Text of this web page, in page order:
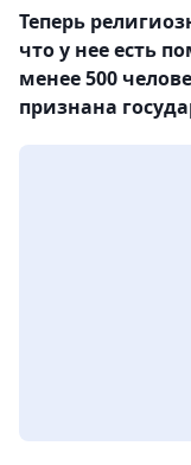
Теперь
что у нее есть
менее 500
признана